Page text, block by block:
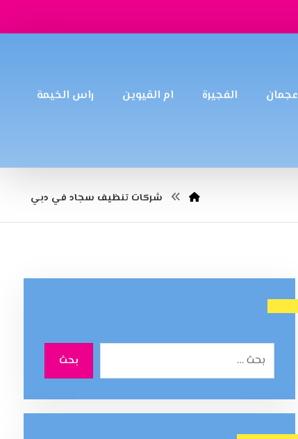
عجمان الفجيرة ام القيوين راس الخيمة
شركات تنظيف سجاد في دبي
بحث